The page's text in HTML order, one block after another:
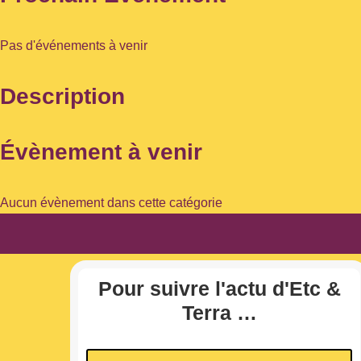
Pas d'événements à venir
Description
Évènement à venir
Aucun évènement dans cette catégorie
Pour suivre l'actu d'Etc &
Terra …